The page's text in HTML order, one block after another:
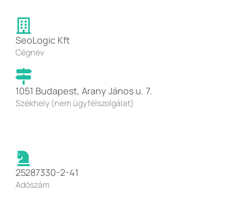
SeoLogic Kft
Cégnév
1051 Budapest, Arany János u. 7.
Székhely (nem ügyfélszolgálat)
25287330-2-41
Adószám